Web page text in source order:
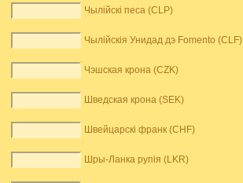
Чылійскі песа (CLP)
Чылійскія Унидад дэ Fomento (CLF)
Чэшская крона (CZK)
Шведская крона (SEK)
Швейцарскі франк (CHF)
Шры-Ланка рупія (LKR)